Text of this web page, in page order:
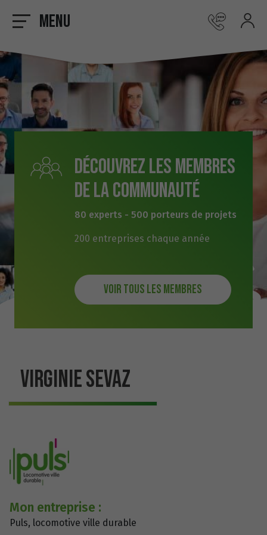
Menu
Découvrez les membres
de la communauté
80 experts - 500 porteurs de projets
200 entreprises chaque année
Voir tous les membres
VIRGINIE SEVAZ
Mon entreprise :
Puls, locomotive ville durable